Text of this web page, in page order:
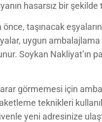
hasarsız bir şekilde
taşınacak
uygun
Soykan
zarar görmemesi için
teknikleri
yeni adresinize